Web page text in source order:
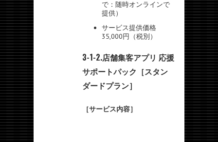
で：随時オンラインで
提供）
サービス提供価格
35,000円（税別）
3-1-2.店舗集客アプリ 応援
サポートパック［スタン
ダードプラン］
［サービス内容］